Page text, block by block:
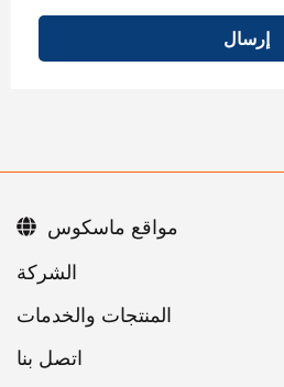
إرسال
اتصل بنا
مواقع ماسكوس